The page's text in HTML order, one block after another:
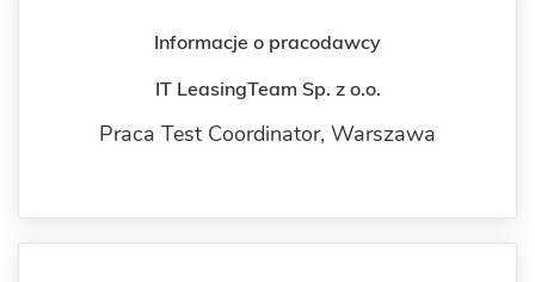
Informacje o pracodawcy
IT LeasingTeam Sp. z o.o.
Praca Test Coordinator, Warszawa